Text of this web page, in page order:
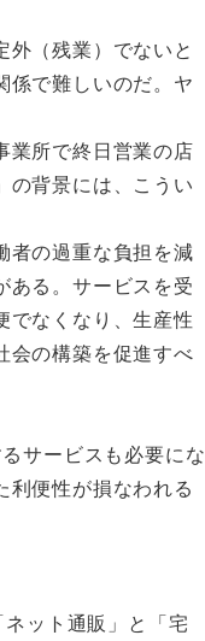
（残業）でないと
係で難しいのだ。ヤ
業所で終日営業の店
の背景には、こうい
者の過重な負担を減
ある。サービスを受
でなくなり、生産性
会の構築を促進すべ
サービスも必要にな
利便性が損なわれる
ット通販」と「宅